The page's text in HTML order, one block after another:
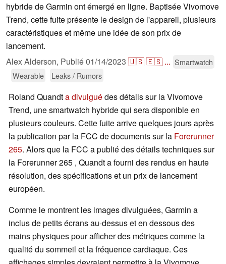
hybride de Garmin ont émergé en ligne. Baptisée Vivomove
Trend, cette fuite présente le design de l'appareil, plusieurs
caractéristiques et même une idée de son prix de
lancement.
Alex Alderson, Publié01/14/2023 🇺🇸🇪🇸 ... Smartwatch
Wearable
Leaks / Rumors
Roland Quandta divulguédes détails sur la Vivomove
Trend, une smartwatch hybride qui sera disponible en
plusieurs couleurs. Cette fuite arrive quelques jours après
la publication par la FCC de documents sur la Forerunner
265. Alors que la FCC a publié des détails techniques sur
la Forerunner 265 , Quandt a fourni des rendus en haute
résolution, des spécifications et un prix de lancement
européen.
Comme le montrent les images divulguées, Garmin a
inclus de petits écrans au-dessus et en dessous des
mains physiques pour afficher des métriques comme la
qualité du sommeil et la fréquence cardiaque. Ces